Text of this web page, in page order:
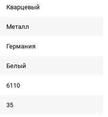
Кварцевый
Металл
Германия
Белый
6110
35